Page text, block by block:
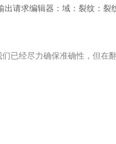
出请求编辑器 ： 域 ： 裂纹 ： 裂
已经尽力确保准确性，但在